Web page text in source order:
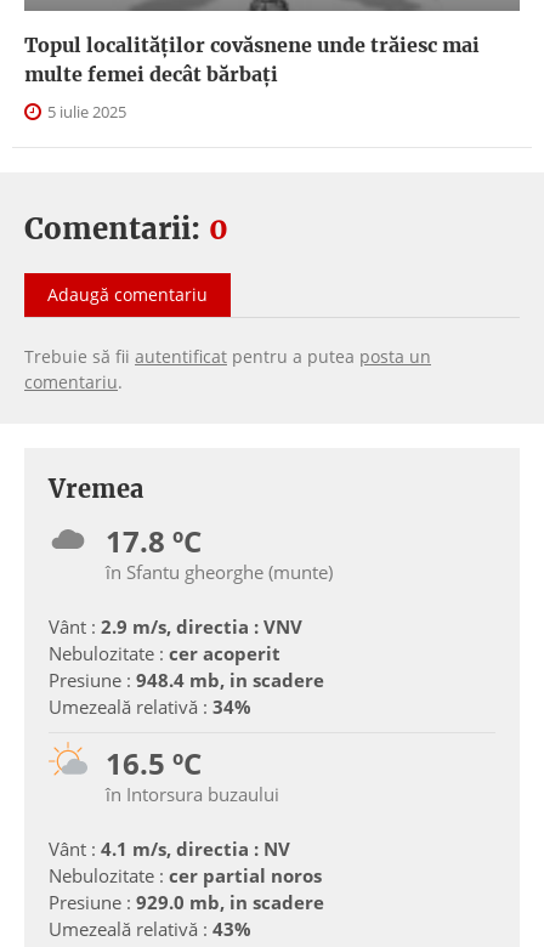
Topul localităților covăsnene unde trăiesc mai
multe femei decât bărbați
5 iulie 2025
Comentarii: 0
Adaugă comentariu
Trebuie să fii autentificat pentru a putea posta un
comentariu.
Vremea
17.8 ºC
în Sfantu gheorghe (munte)
Vânt : 2.9 m/s, directia : VNV
Nebulozitate : cer acoperit
Presiune : 948.4 mb, in scadere
Umezeală relativă : 34%
16.5 ºC
în Intorsura buzaului
Vânt : 4.1 m/s, directia : NV
Nebulozitate : cer partial noros
Presiune : 929.0 mb, in scadere
Umezeală relativă : 43%